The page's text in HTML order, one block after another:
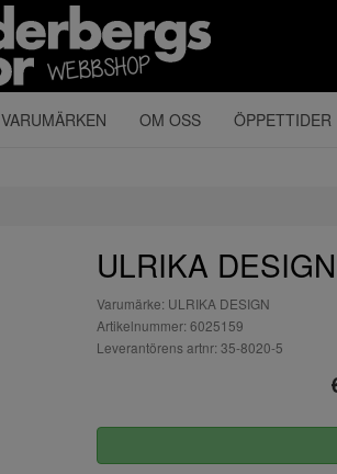
VARUMÄRKEN OM OSS ÖPPETTIDER
ULRIKA
Varumärke: ULRIKA DESIGN
Artikelnummer: 6025159
Leverantörens artnr: 35-8020-5